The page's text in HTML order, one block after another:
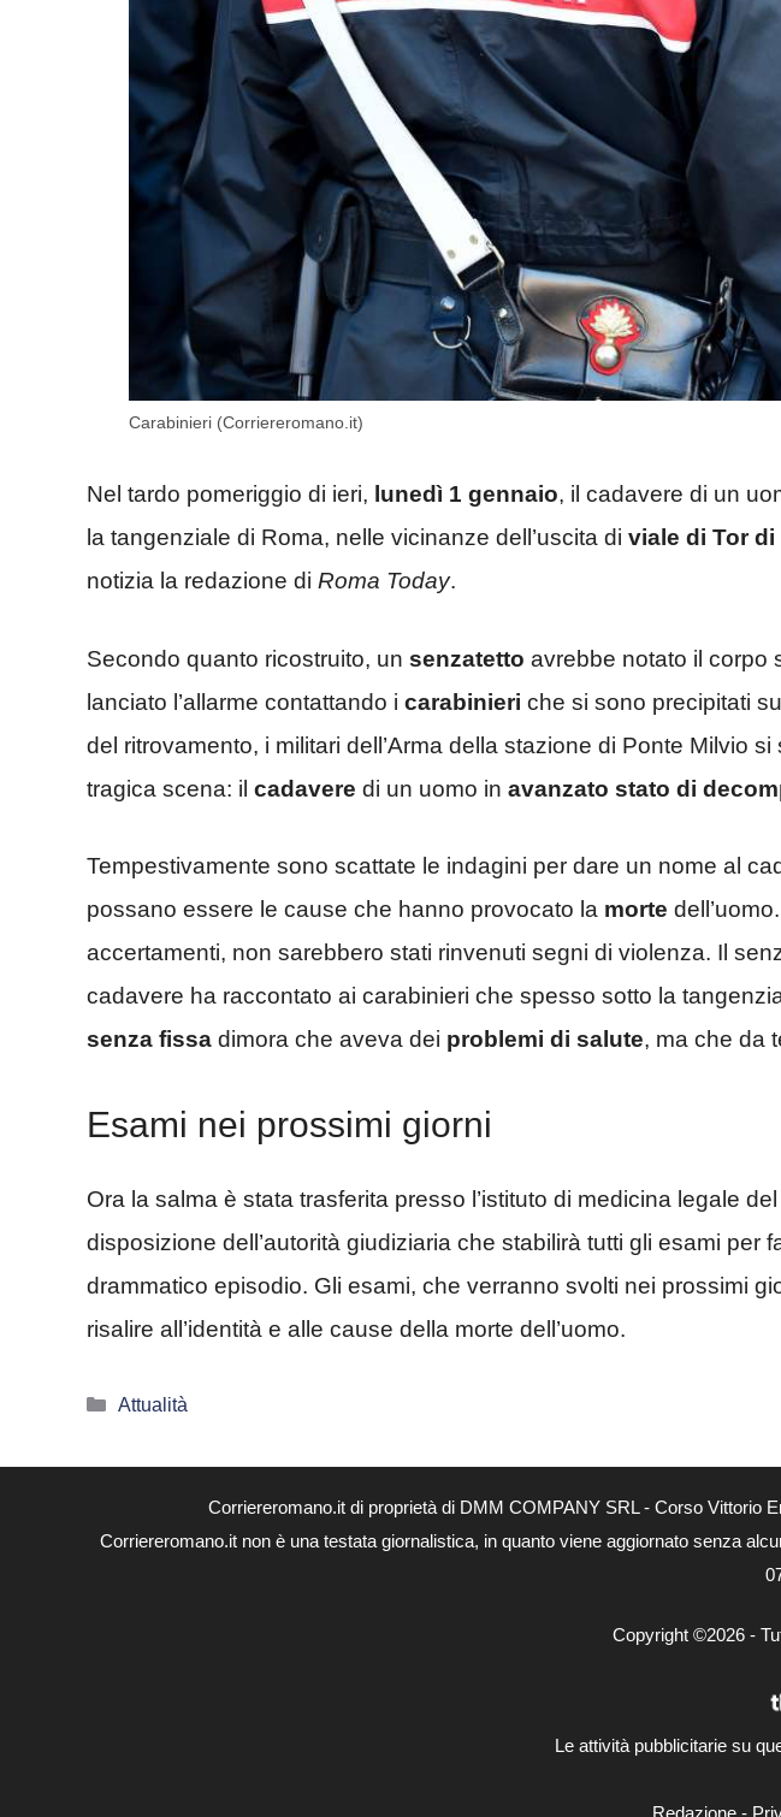
Carabinieri (Corriereromano.it)
Nel tardo pomeriggio di ieri, lunedì 1 gennaio, il cadavere di un
la tangenziale di Roma, nelle vicinanze dell’uscita di viale di Tor di
notizia la redazione di Roma Today.
Secondo quanto ricostruito, un senzatetto avrebbe notato il corpo
lanciato l’allarme contattando i carabinieri che si sono precipitati
del ritrovamento, i militari dell’Arma della stazione di Ponte Milvio
tragica scena: il cadavere di un uomo in avanzato stato di
Tempestivamente sono scattate le indagini per dare un nome al
possano essere le cause che hanno provocato la morte
accertamenti, non sarebbero stati rinvenuti segni di violenza. Il
cadavere ha raccontato ai carabinieri che spesso sotto la
senza fissa dimora che aveva dei problemi di salute, ma che da
Esami nei prossimi giorni
Ora la salma è stata trasferita presso l’istituto di medicina legale del
disposizione dell’autorità giudiziaria che stabilirà tutti gli esami per
drammatico episodio. Gli esami, che verranno svolti nei prossimi
risalire all’identità e alle cause della morte dell’uomo.
Categorie
Attualità
Corriereromano.it di proprietà di DMM COMPANY SRL - Corso Vittorio
Corriereromano.it non è una testata giornalistica, in quanto viene aggiornato senza
Copyright ©2026 -
Le attività pubblicitarie su
Redazione -